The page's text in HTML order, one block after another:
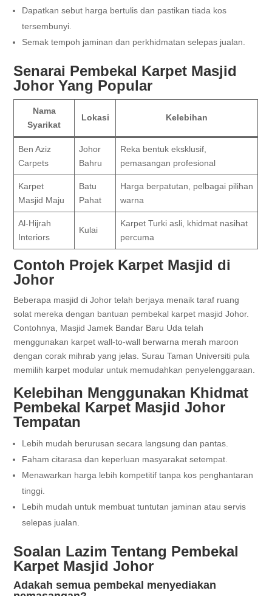
Dapatkan sebut harga bertulis dan pastikan tiada kos
tersembunyi.
Semak tempoh jaminan dan perkhidmatan selepas jualan.
Senarai Pembekal Karpet Masjid
Johor Yang Popular
Nama
Syarikat
Lokasi Kelebihan
Ben Aziz
Carpets
Johor
Bahru
Reka bentuk eksklusif,
pemasangan profesional
Karpet
Masjid Maju
Batu
Pahat
Harga berpatutan, pelbagai pilihan
warna
Al-Hijrah
Interiors
Kulai
Karpet Turki asli, khidmat nasihat
percuma
Contoh Projek Karpet Masjid di
Johor
Beberapa masjid di Johor telah berjaya menaik taraf ruang
solat mereka dengan bantuan pembekal karpet masjid Johor.
Contohnya, Masjid Jamek Bandar Baru Uda telah
menggunakan karpet wall-to-wall berwarna merah maroon
dengan corak mihrab yang jelas. Surau Taman Universiti pula
memilih karpet modular untuk memudahkan penyelenggaraan.
Kelebihan Menggunakan Khidmat
Pembekal Karpet Masjid Johor
Tempatan
Lebih mudah berurusan secara langsung dan pantas.
Faham citarasa dan keperluan masyarakat setempat.
Menawarkan harga lebih kompetitif tanpa kos penghantaran
tinggi.
Lebih mudah untuk membuat tuntutan jaminan atau servis
selepas jualan.
Soalan Lazim Tentang Pembekal
Karpet Masjid Johor
Adakah semua pembekal menyediakan